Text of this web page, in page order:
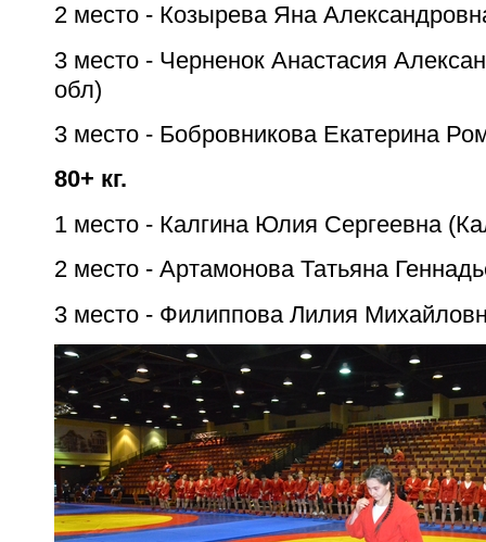
2 место - Козырева Яна
3 место - Черненок Анастасия
обл)
3 место - Бобровникова Екатерина
80+ кг.
1 место - Калгина Юлия Сергеевна
2 место - Артамонова Татьяна
3 место - Филиппова Лилия